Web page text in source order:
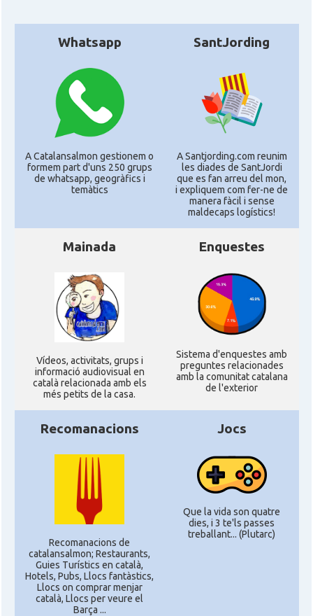
Whatsapp
A Catalansalmon gestionem o
formem part d'uns 250 grups
de whatsapp, geogràfics i
temàtics
SantJording
A Santjording.com reunim
les diades de SantJordi
que es fan arreu del mon,
i expliquem com fer-ne de
manera fàcil i sense
maldecaps logí­stics!
Mainada
Ví­deos, activitats, grups i
informació audiovisual en
català relacionada amb els
més petits de la casa.
Enquestes
Sistema d'enquestes amb
preguntes relacionades
amb la comunitat catalana
de l'exterior
Recomanacions
Recomanacions de
catalansalmon; Restaurants,
Guies Turístics en català,
Hotels, Pubs, Llocs fantàstics,
Llocs on comprar menjar
català, Llocs per veure el
Barça ...
Jocs
Que la vida son quatre
dies, i 3 te'ls passes
treballant... (Plutarc)